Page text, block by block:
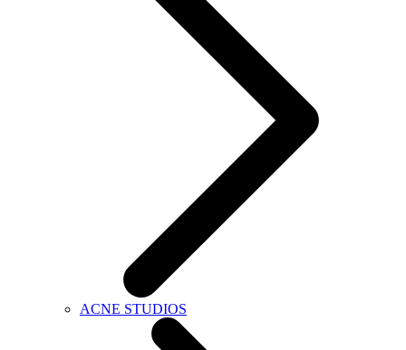
ACNE STUDIOS